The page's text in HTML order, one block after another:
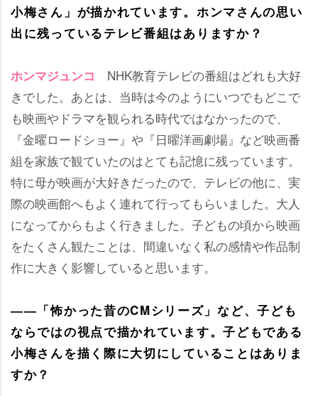
小梅さん」が描かれています。ホンマさんの思い
出に残っているテレビ番組はありますか？
ホンマジュンコ
NHK教育テレビの番組はどれも大好
きでした。あとは、当時は今のようにいつでもどこで
も映画やドラマを観られる時代ではなかったので、
『金曜ロードショー』や『日曜洋画劇場』など映画番
組を家族で観ていたのはとても記憶に残っています。
特に母が映画が大好きだったので、テレビの他に、実
際の映画館へもよく連れて行ってもらいました。大人
になってからもよく行きました。子どもの頃から映画
をたくさん観たことは、間違いなく私の感情や作品制
作に大きく影響していると思います。
――「怖かった昔のCMシリーズ」など、子ども
ならではの視点で描かれています。子どもである
小梅さんを描く際に大切にしていることはありま
すか？